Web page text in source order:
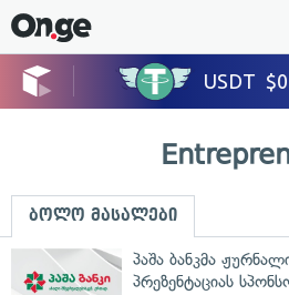
ბოლო მასალები
პაშა ბანკმა
პრეზენტაციას